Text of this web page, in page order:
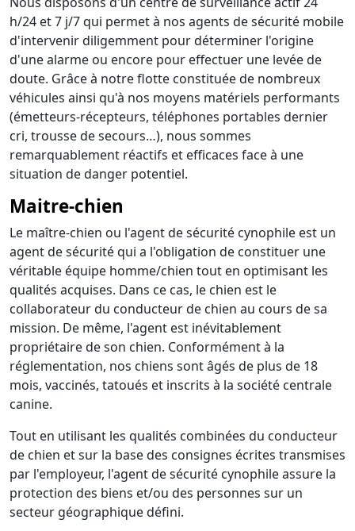
h/24 et 7 j/7 qui permet à nos agents de sécurité mobile
d'intervenir diligemment pour déterminer l'origine
d'une alarme ou encore pour effectuer une levée de
doute. Grâce à notre flotte constituée de nombreux
véhicules ainsi qu'à nos moyens matériels performants
(émetteurs-récepteurs, téléphones portables dernier
cri, trousse de secours…), nous sommes
remarquablement réactifs et efficaces face à une
situation de danger potentiel.
Maitre-chien
Le maître-chien ou l'agent de sécurité cynophile est un
agent de sécurité qui a l'obligation de constituer une
véritable équipe homme/chien tout en optimisant les
qualités acquises. Dans ce cas, le chien est le
collaborateur du conducteur de chien au cours de sa
mission. De même, l'agent est inévitablement
propriétaire de son chien. Conformément à la
réglementation, nos chiens sont âgés de plus de 18
mois, vaccinés, tatoués et inscrits à la société centrale
canine.
Tout en utilisant les qualités combinées du conducteur
de chien et sur la base des consignes écrites transmises
par l'employeur, l'agent de sécurité cynophile assure la
protection des biens et/ou des personnes sur un
secteur géographique défini.